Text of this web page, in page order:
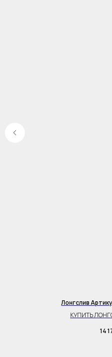
Лонгслив
КУПИТЬ
14